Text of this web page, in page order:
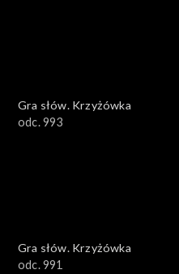
Gra słów. Krzyżówka
odc. 993
Gra słów. Krzyżówka
odc. 991